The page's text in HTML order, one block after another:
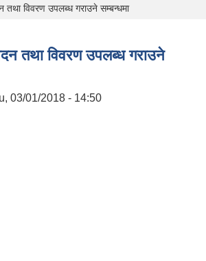
विवरण उपलब्ध गराउने सम्बन्धमा
तथा विवरण उपलब्ध गराउने
03/01/2018 - 14:50